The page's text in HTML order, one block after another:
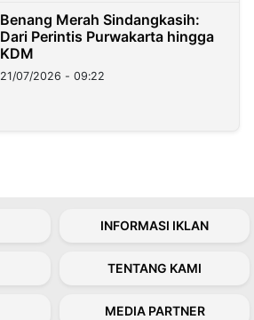
Benang Merah Sindangkasih:
Dari Perintis Purwakarta hingga
KDM
21/07/2026 - 09:22
INFORMASI IKLAN
TENTANG KAMI
MEDIA PARTNER